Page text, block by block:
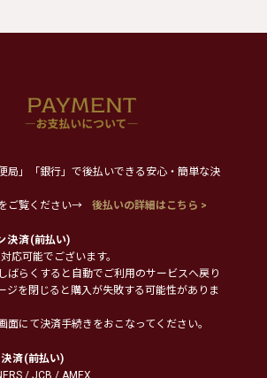
局」「銀行」で後払いできる安心・簡単な決
ご覧ください→
後払いの詳細はこちら >
決済(前払い)
応可能でございます。
ばらくすると自動でご利用のサービスへ戻り
ジを閉じると購入が失敗する可能性がありま
にて決済手続きをおこなってください。
済(前払い)
/ JCB / AMEX